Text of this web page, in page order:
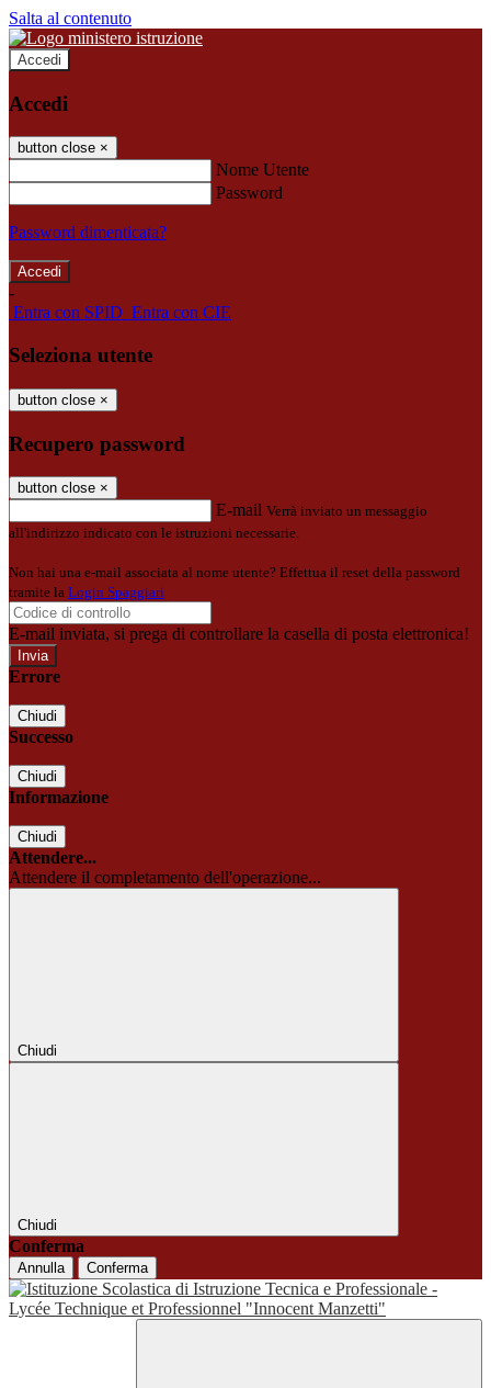
Salta al contenuto
Accedi
Accedi
button close ×
Nome Utente
Password
Password dimenticata?
-
Entra con SPID Entra con CIE
Seleziona utente
button close ×
Recupero password
button close ×
E-mail Verrà inviato un messaggio
all'indirizzo indicato con le istruzioni necessarie.
Non hai una e-mail associata al nome utente? Effettua il reset della password
tramite la Login Spaggiari
E-mail inviata, si prega di controllare la casella di posta elettronica!
Errore
Chiudi
Successo
Chiudi
Informazione
Chiudi
Attendere...
Attendere il completamento dell'operazione...
Chiudi
Chiudi
Conferma
Annulla Conferma